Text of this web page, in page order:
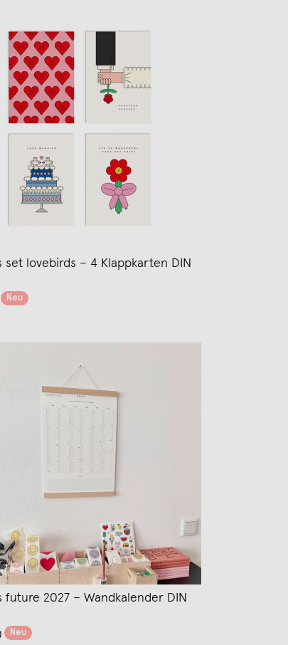
set lovebirds – 4 Klappkarten DIN
Neu
future 2027 – Wandkalender DIN
Neu